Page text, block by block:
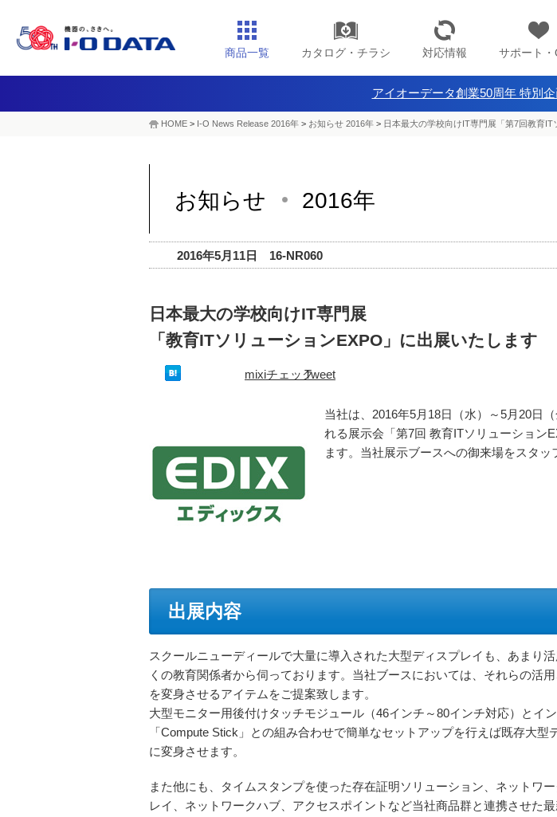
商品一覧 カタログ・チラシ 対応情報 サポート・
アイオーデータ創業50周年 特別
HOME > I-O News Release 2016年 > お知らせ 2016年 > 日本最大の学校向けIT専門展「第7回教育
お知らせ 2016年
2016年5月11日 16-NR060
日本最大の学校向けIT専門展
「教育ITソリューションEXPO」に出展いたします
mixiチェックTweet
当社は、2016年5月18日（水）～5月20日
れる展示会「第7回 教育ITソリューション
ます。当社展示ブースへの御来場をスタッ
出展内容
スクールニューディールで大量に導入された大型ディスプレイも、あまり
くの教育関係者から伺っております。当社ブースにおいては、それらの活
を変身させるアイテムをご提案致します。
大型モニター用後付けタッチモジュール（46インチ～80インチ対応）とイ
「Compute Stick」との組み合わせで簡単なセットアップを行えば既存大型
に変身させます。
また他にも、タイムスタンプを使った存在証明ソリューション、ネットワ
レイ、ネットワークハブ、アクセスポイントなど当社商品群と連携させた